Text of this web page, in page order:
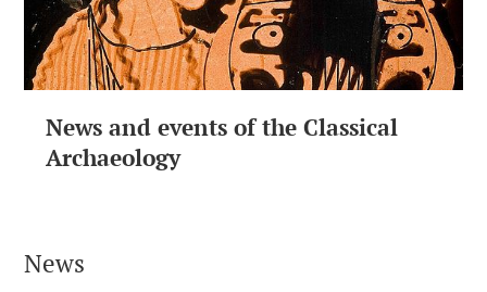
News and events of the Classical
Archaeology
News